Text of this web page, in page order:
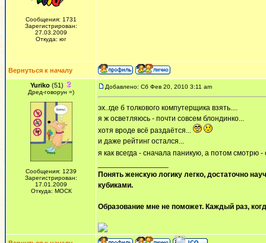
Сообщения: 1731
Зарегистрирован:
27.03.2009
Откуда: юг
Вернуться к началу
Yuriko (51)
Дред-говорун =)
Сообщения: 1239
Зарегистрирован:
17.01.2009
Откуда: МОСК
Добавлено: Сб Фев 20, 2010 3:11 am
эх..где б толкового компутерщика взять....
я ж осветляюсь - почти совсем блондинко...
хотя вроде всё раздаётся...
и даже рейтинг остался...
я как всегда - сначала паникую, а потом смотрю
Понять женскую логику легко, достаточно
кубиками.
Образование мне не поможет. Каждый раз,